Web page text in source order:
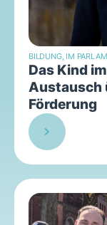
BILDUNG, IM
Das Kind
Austausch
Förderung